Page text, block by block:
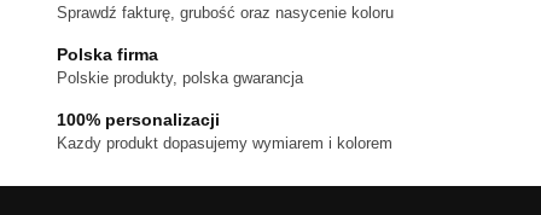
na
produktu
Sprawdź fakturę, grubość oraz nasycenie koloru
Polska firma
Polskie produkty, polska gwarancja
100% personalizacji
Kazdy produkt dopasujemy wymiarem i kolorem